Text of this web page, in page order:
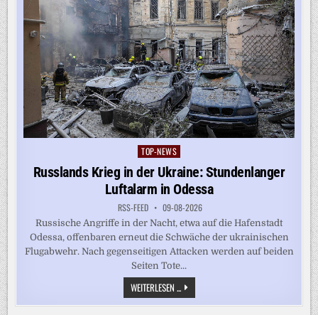
Posted
in
TOP-NEWS
Russlands Krieg in der Ukraine: Stundenlanger
Luftalarm in Odessa
RSS-FEED 09-08-2026
Russische Angriffe in der Nacht, etwa auf die Hafenstadt
Odessa, offenbaren erneut die Schwäche der ukrainischen
Flugabwehr. Nach gegenseitigen Attacken werden auf beiden
Seiten Tote...
WEITERLESEN ... RUSSLANDS
KRIEG
IN